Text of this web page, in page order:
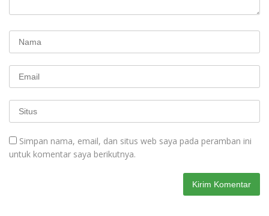
Simpan nama, email, dan situs web saya pada peramban ini
untuk komentar saya berikutnya.